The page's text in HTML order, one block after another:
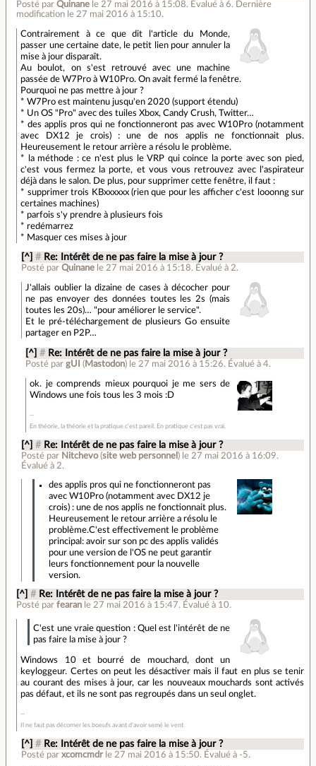
Posté parQuinane le 27 mai 2016 à 15:08. Évalué à6. Dernière
modification le 27 mai 2016 à 15:10.
Contrairement à ce que dit l'article du Monde,
passer une certaine date, le petit lien pour annuler la
mise à jour disparaît.
Au boulot, on s'est retrouvé avec une machine
passée de W7Pro à W10Pro. On avait fermé la fenêtre.
Pourquoi ne pas mettre à jour ?
* W7Pro est maintenu jusqu'en 2020 (support étendu)
* Un OS "Pro" avec des tuiles Xbox, Candy Crush, Twitter…
* des applis pros qui ne fonctionneront pas avec W10Pro (notamment
avec DX12 je crois) : une de nos applis ne fonctionnait plus.
Heureusement le retour arrière a résolu le problème.
* la méthode : ce n'est plus le VRP qui coince la porte avec son pied,
c'est vous fermez la porte, et vous vous retrouvez avec l'aspirateur
déjà dans le salon. De plus, pour supprimer cette fenêtre, il faut :
* supprimer trois KBxxxxxx (rien que pour les afficher c'est looonng sur
certaines machines)
* parfois s'y prendre à plusieurs fois
* redémarrez
* Masquer ces mises à jour
[^] # Re: Intérêt de ne pas faire la mise à jour ?
Posté par Quinane le 27 mai 2016 à 15:18.Évalué à 2.
J'allais oublier la dizaine de cases à décocher pour
ne pas envoyer des données toutes les 2s (mais
toutes les 20s)… "pour améliorer le service".
Et le pré-téléchargement de plusieurs Go ensuite
partager en P2P…
[^] # Re: Intérêt de ne pas faire la mise à jour ?
Posté pargUI ( Mastodon) le 27 mai 2016 à 15:26. Évalué à4.
ok. je comprends mieux pourquoi je me sers de
Windows une fois tous les 3 mois :D
En théorie, la théorie et la pratique c'est pareil. En pratique c'est pas vrai.
[^] # Re: Intérêt de ne pas faire la mise à jour ?
Posté par Nitchevo(site web personnel ) le 27 mai 2016 à 16:09.
Évalué à 2.
des applis pros qui ne fonctionneront pas
avec W10Pro (notamment avec DX12 je
crois) : une de nos applis ne fonctionnait plus.
Heureusement le retour arrière a résolu le
problème.C'est effectivement le problème
principal: avoir sur son pc des applis validés
pour une version de l'OS ne peut garantir
leurs fonctionnement pour la nouvelle
version.
[^] # Re: Intérêt de ne pas faire la mise à jour ?
Posté parfearan le 27 mai 2016 à 15:47. Évalué à 10.
C'est une vraie question : Quel est l'intérêt de ne
pas faire la mise à jour ?
Windows 10 et bourré de mouchard, dont un
keyloggeur. Certes on peut les désactiver mais il faut en plus se tenir
au courant des mises à jour, car les nouveaux mouchards sont activés
pas défaut, et ils ne sont pas regroupés dans un seul onglet.
Il ne faut pas décorner les boeufs avant d'avoir semé le vent
[^] # Re: Intérêt de ne pas faire la mise à jour ?
Posté par xcomcmdr le 27 mai 2016 à 15:50. Évalué à -5.